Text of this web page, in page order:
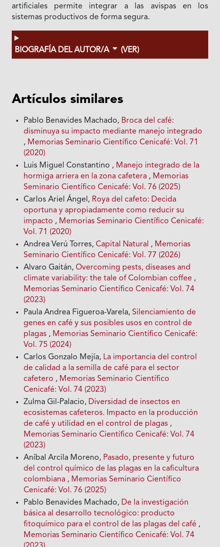
artificiales permite integrar a las avispas en los
sistemas productivos de forma segura.
BIOGRAFÍA DEL AUTOR/A (VER)
Artículos similares
Pablo Benavides Machado, Broca del café:
disminuya su impacto mediante manejo integrado
, Memorias Seminario Científico Cenicafé: Vol. 71
(2020)
Luis Miguel Constantino , Manejo integrado de la
hormiga arriera en la zona cafetera , Memorias
Seminario Científico Cenicafé: Vol. 76 (2025)
Carlos Ariel Ángel, Roya del cafeto: Decida
oportuna y apropiadamente como reducir su
impacto , Memorias Seminario Científico Cenicafé:
Vol. 71 (2020)
Andrea Verú Torres,Capital Natural , Memorias
Seminario Científico Cenicafé: Vol. 77 (2026)
Alvaro Gaitán,Overcoming pests, diseases and
climate variability: the tale of Colombian coffee ,
Memorias Seminario Científico Cenicafé: Vol. 74
(2023)
Paula Andrea Figueroa-Varela,Silenciamiento de
genes en café y sus posibles usos en control de
plagas , Memorias Seminario Científico Cenicafé:
Vol. 75 (2024)
Carlos Gonzalo Mejía, La importancia del control
de calidad a la semilla de café para el sector
cafetero , Memorias Seminario Científico
Cenicafé: Vol. 74 (2023)
Zulma Gil-Palacio, Diversidad de insectos en
ecosistemas cafeteros. Impacto en la producción
de café y utilidad en el control de plagas ,
Memorias Seminario Científico Cenicafé: Vol. 74
(2023)
Aníbal Arcila Moreno, Pasado, presente y futuro
del control químico de las plagas en la caficultura
colombiana , Memorias Seminario Científico
Cenicafé: Vol. 76 (2025)
Pablo Benavides Machado, De la investigación
básica al desarrollo tecnológico: producto
fitoquímico para el control de las plagas del café ,
Memorias Seminario Científico Cenicafé: Vol. 74